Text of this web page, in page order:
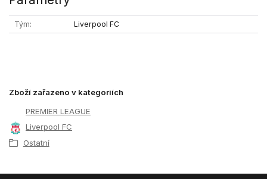
Tým Liverpool FC
Zboží zařazeno v kategoriích
PREMIER LEAGUE
Liverpool FC
Ostatní